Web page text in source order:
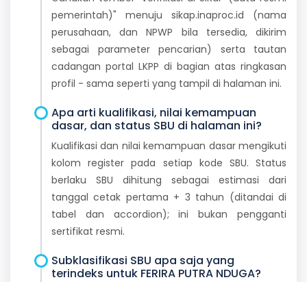
pemerintah)" menuju sikap.inaproc.id (nama
perusahaan, dan NPWP bila tersedia, dikirim
sebagai parameter pencarian) serta tautan
cadangan portal LKPP di bagian atas ringkasan
profil - sama seperti yang tampil di halaman ini.
Apa arti kualifikasi, nilai kemampuan
dasar, dan status SBU di halaman ini?
Kualifikasi dan nilai kemampuan dasar mengikuti
kolom register pada setiap kode SBU. Status
berlaku SBU dihitung sebagai estimasi dari
tanggal cetak pertama + 3 tahun (ditandai di
tabel dan accordion); ini bukan pengganti
sertifikat resmi.
Subklasifikasi SBU apa saja yang
terindeks untuk FERIRA PUTRA NDUGA?